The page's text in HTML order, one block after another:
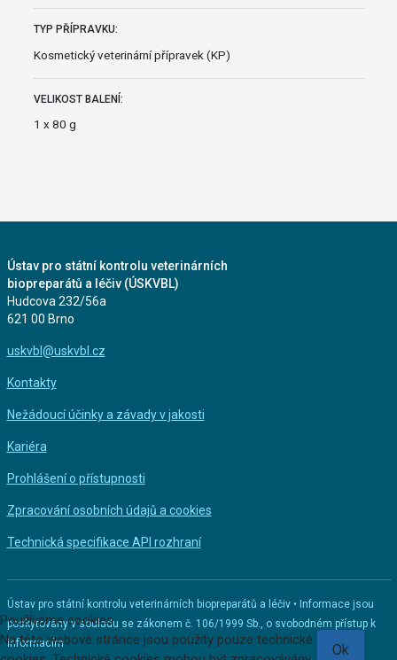
TYP PŘÍPRAVKU:
Kosmetický veterinární přípravek (KP)
VELIKOST BALENÍ:
1 x 80 g
Ústav pro státní kontrolu veterinárních
biopreparátů a léčiv (ÚSKVBL)
Hudcova 232/56a
621 00 Brno
uskvbl@uskvbl.cz
Kontakty
Nežádoucí účinky a závady v jakosti
Kariéra
Prohlášení o přístupnosti
Zpracování osobních údajů a cookies
Technická specifikace API rozhraní
Ústav pro státní kontrolu veterinárních biopreparátů a léčiv • Informace jsou
poskytovány v souladu se zákonem č. 106/1999 Sb., o svobodném přístup k
informacím
Používáme cookies
Na této webové stránce jsou použity pouze technické
Ok